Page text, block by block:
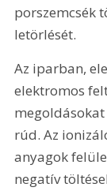
porszemcsék
letörlését.
Az iparban,
elektromos
rúd. Az
anyagok
negatív